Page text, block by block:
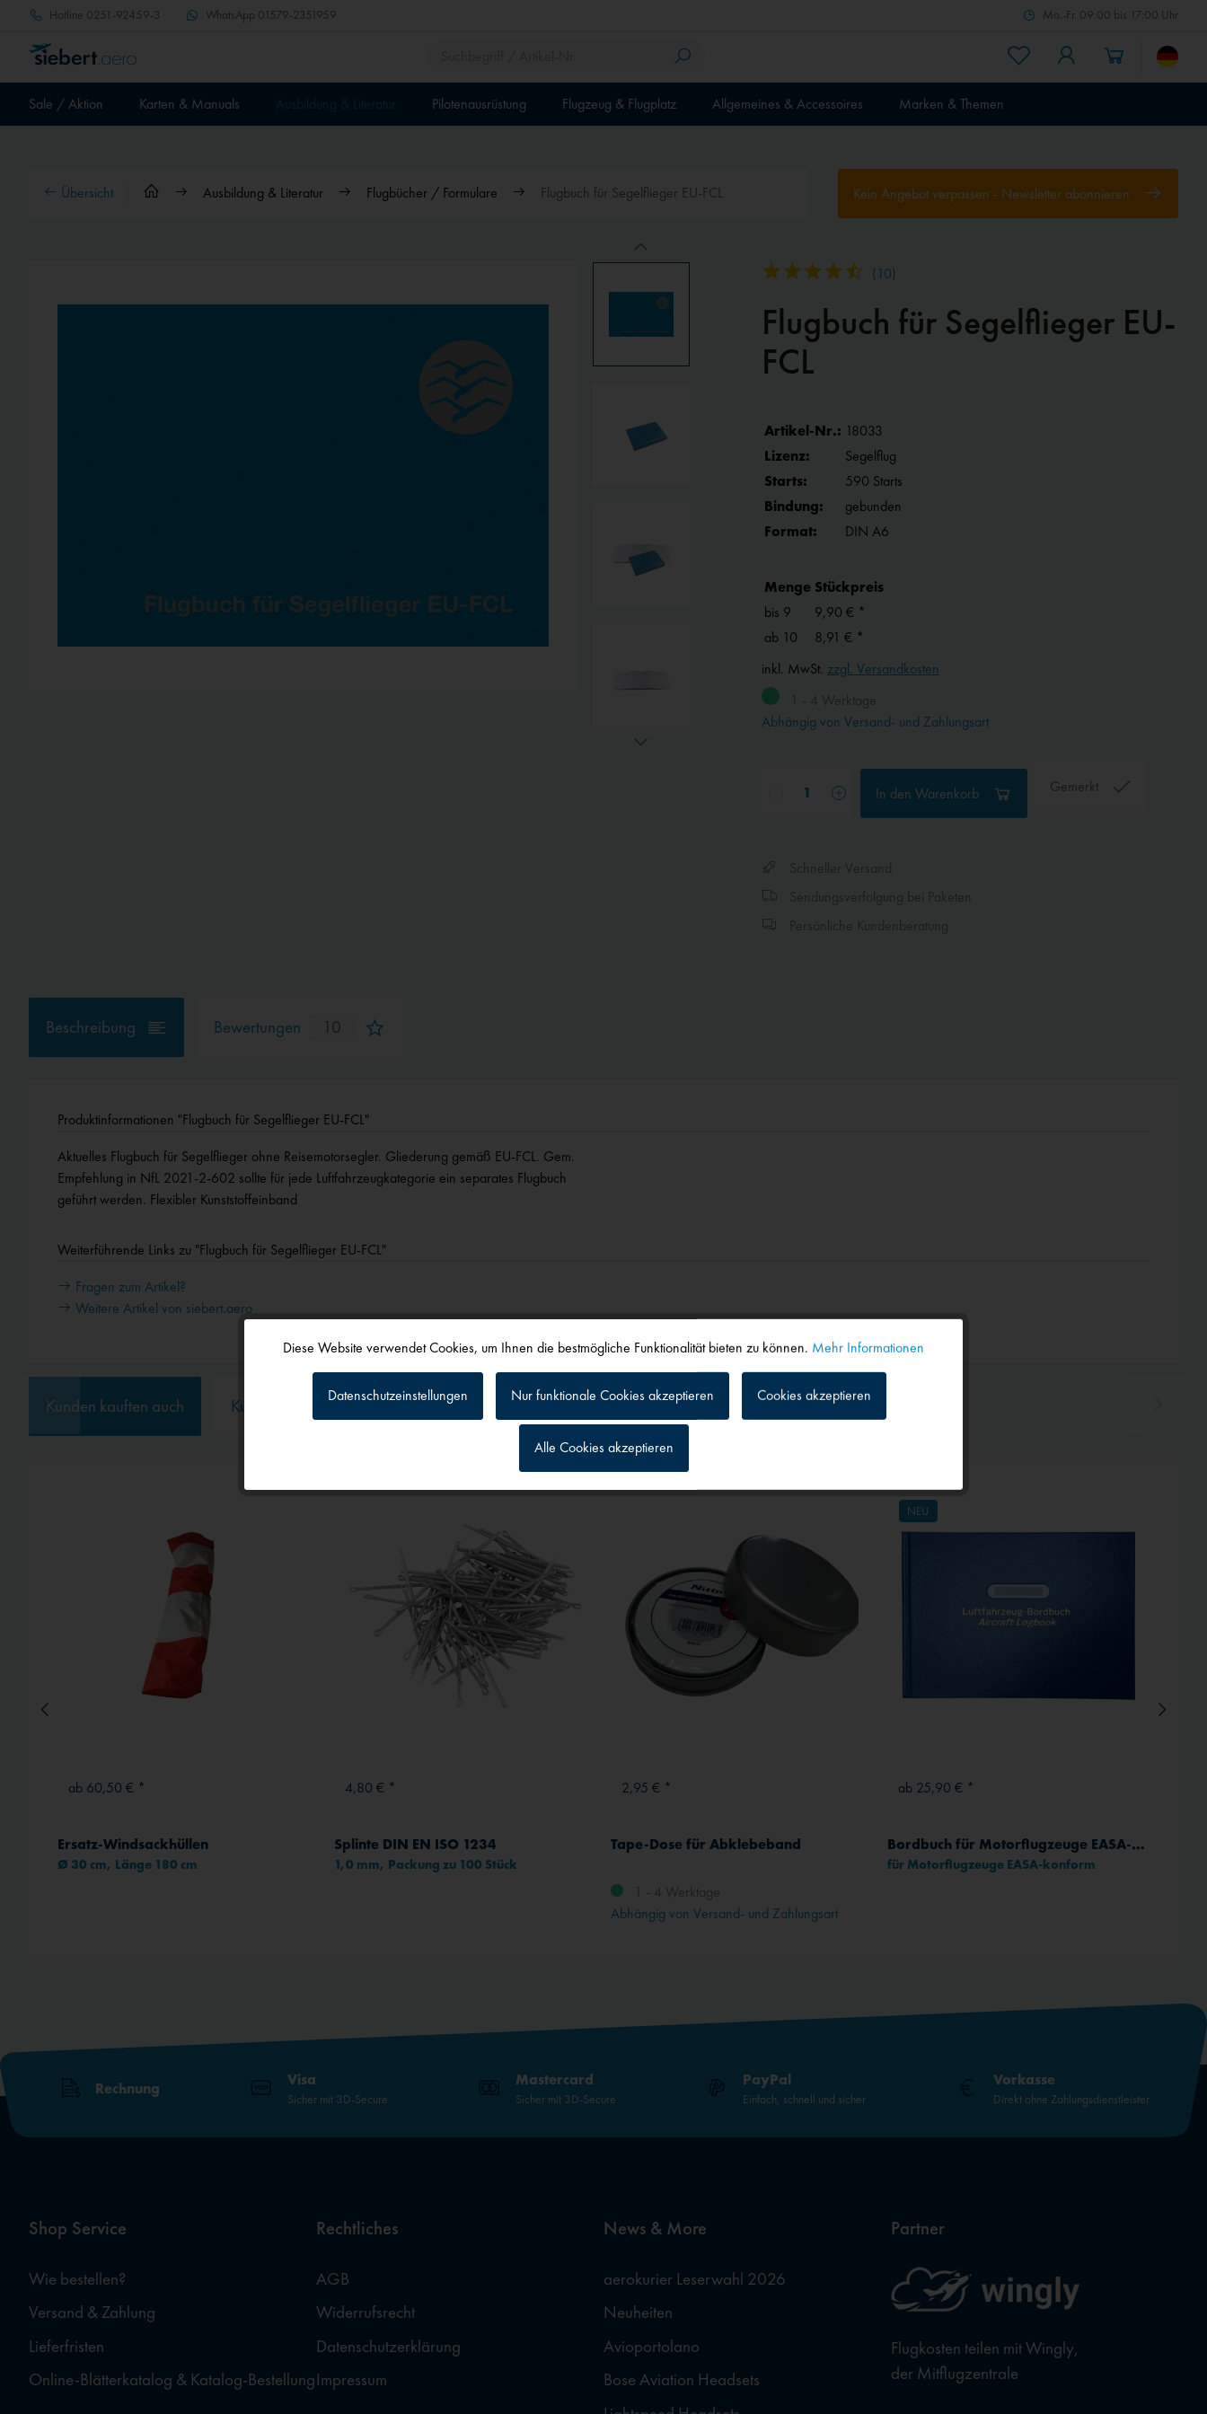
Hotline 0251-92459-3 WhatsApp 01579-2351959 Mo.-Fr. 09:00 bis 17:00 Uhr
Sale / Aktion Karten & Manuals Pilotenausrüstung Flugzeug & Flugplatz Allgemeines & Accessoires Marken & Themen
Übersicht Ausbildung & Literatur Flugbücher / Formulare Flugbuch für Segelflieger EU-FCL Kein Angebot verpassen - Newsletter abonnieren
( 10)
Flugbuch für Segelflieger EU-
FCL
Artikel-Nr.: 18033
Lizenz:
Segelflug
Starts:
590 Starts
Bindung:
gebunden
Format:
DIN A6
Menge Stückpreis
bis 9
9,90 € *
ab 10
8,91 € *
inkl. MwSt. zzgl. Versandkosten
Abhängig von Versand- und Zahlungsart
In den Warenkorb Gemerkt
Beschreibung Bewertungen 10
Produktinformationen "Flugbuch für Segelflieger EU-FCL"
Aktuelles Flugbuch für Segelflieger ohne Reisemotorsegler. Gliederung gemäß EU-FCL. Gem.
Empfehlung in NfL 2021-2-602 sollte für jede Luftfahrzeugkategorie ein separates Flugbuch
geführt werden. Flexibler Kunststoffeinband
Weiterführende Links zu "Flugbuch für Segelflieger EU-FCL"
Fragen zum Artikel?
Weitere Artikel von siebert.aero
Kunden kauften auch Kunden haben sich ebenfalls angesehen
ab 60,50 € *
Ersatz-Windsackhüllen
Ø 30 cm, Länge 180 cm
4,80 € *
Splinte DIN EN ISO 1234
1,0 mm, Packung zu 100 Stück
2,95 € *
Tape-Dose für Abklebeband
1 - 4 Werktage
Abhängig von Versand- und Zahlungsart
NEU
ab 25,90 € *
Bordbuch für Motorflugzeuge EASA-konform
für Motorflugzeuge EASA-konform
Rechnung Visa
Sicher mit 3D-Secure
Mastercard
Sicher mit 3D-Secure
PayPal
Einfach, schnell und sicher
Vorkasse
Direkt ohne Zahlungsdienstleister
Shop Service
Wie bestellen?
Versand & Zahlung
Lieferfristen
Online-Blätterkatalog & Katalog-Bestellung
Rechtliches
AGB
Widerrufsrecht
Datenschutzerklärung
Impressum
News & More
aerokurier Leserwahl 2026
Neuheiten
Avioportolano
Bose Aviation Headsets
Partner
Flugkosten teilen mit Wingly,
der Mitflugzentrale
Tracking Inaktiv
Externe Medien
Diese Website verwendet Cookies, um Ihnen die bestmögliche Funktionalität bieten zu können. Mehr Informationen
Datenschutzeinstellungen Nur funktionale Cookies akzeptieren Cookies akzeptieren
Alle Cookies akzeptieren